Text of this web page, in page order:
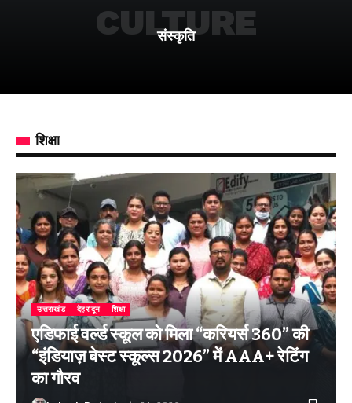
संस्कृति
CULTURE
शिक्षा
उत्तराखंड देहरादून शिक्षा
एडिफाई वर्ल्ड स्कूल को मिला “करियर्स 360” की
“इंडियाज़ बेस्ट स्कूल्स 2026” में AAA+ रेटिंग
का गौरव